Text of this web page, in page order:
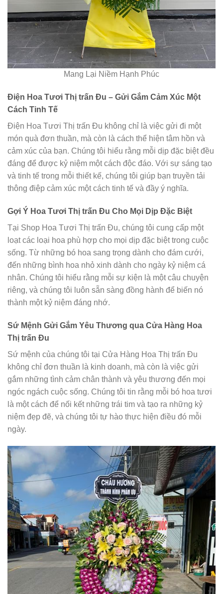
Mang Lại Niềm Hạnh Phúc
Điện Hoa Tươi Thị trấn Đu – Gửi Gắm Cảm Xúc Một
Cách Tinh Tế
Điện Hoa Tươi Thị trấn Đu không chỉ là việc gửi đi một
món quà đơn thuần, mà còn là cách thể hiện tâm hồn và
cảm xúc của bạn. Chúng tôi hiểu rằng mỗi dịp đặc biệt đều
đáng để được kỷ niệm một cách độc đáo. Với sự sáng tạo
và tinh tế trong mỗi thiết kế, chúng tôi giúp bạn truyền tải
thông điệp cảm xúc một cách tinh tế và đầy ý nghĩa.
Gợi Ý Hoa Tươi Thị trấn Đu Cho Mọi Dịp Đặc Biệt
Tại Shop Hoa Tươi Thị trấn Đu, chúng tôi cung cấp một
loạt các loại hoa phù hợp cho mọi dịp đặc biệt trong cuộc
sống. Từ những bó hoa sang trọng dành cho đám cưới,
đến những bình hoa nhỏ xinh dành cho ngày kỷ niệm cá
nhân. Chúng tôi hiểu rằng mỗi sự kiện là một câu chuyện
riêng, và chúng tôi luôn sẵn sàng đồng hành để biến nó
thành một kỷ niệm đáng nhớ.
Sứ Mệnh Gửi Gắm Yêu Thương qua Cửa Hàng Hoa
Thị trấn Đu
Sứ mệnh của chúng tôi tại Cửa Hàng Hoa Thị trấn Đu
không chỉ đơn thuần là kinh doanh, mà còn là việc gửi
gắm những tình cảm chân thành và yêu thương đến mọi
ngóc ngách cuộc sống. Chúng tôi tin rằng mỗi bó hoa tươi
là một cách để nối kết những trái tim và tạo ra những kỷ
niệm đẹp đẽ, và chúng tôi tự hào thực hiện điều đó mỗi
ngày.